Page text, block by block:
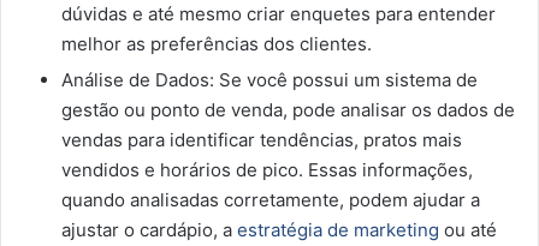
dúvidas e até mesmo criar enquetes para entender
melhor as preferências dos clientes.
Análise de Dados: Se você possui um sistema de
gestão ou ponto de venda, pode analisar os dados de
vendas para identificar tendências, pratos mais
vendidos e horários de pico. Essas informações,
quando analisadas corretamente, podem ajudar a
ajustar o cardápio, a estratégia de marketing ou até